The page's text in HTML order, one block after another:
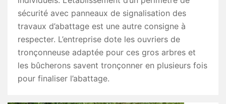
sécurité avec panneaux de signalisation des
travaux d’abattage est une autre consigne à
respecter. L’entreprise dote les ouvriers de
tronçonneuse adaptée pour ces gros arbres et
les bûcherons savent tronçonner en plusieurs fois
pour finaliser l’abattage.